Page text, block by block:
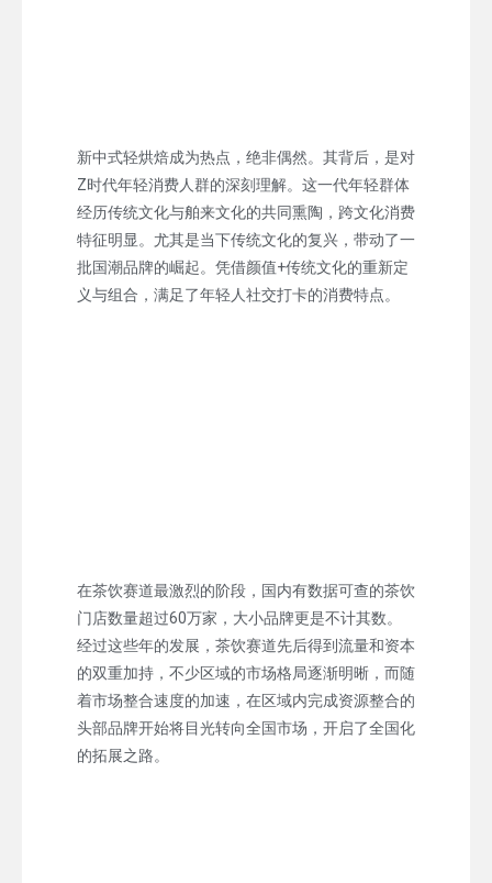
新中式轻烘焙成为热点，绝非偶然。其背后，是对
Z时代年轻消费人群的深刻理解。这一代年轻群体
经历传统文化与舶来文化的共同熏陶，跨文化消费
特征明显。尤其是当下传统文化的复兴，带动了一
批国潮品牌的崛起。凭借颜值+传统文化的重新定
义与组合，满足了年轻人社交打卡的消费特点。
在茶饮赛道最激烈的阶段，国内有数据可查的茶饮
门店数量超过60万家，大小品牌更是不计其数。
经过这些年的发展，茶饮赛道先后得到流量和资本
的双重加持，不少区域的市场格局逐渐明晰，而随
着市场整合速度的加速，在区域内完成资源整合的
头部品牌开始将目光转向全国市场，开启了全国化
的拓展之路。